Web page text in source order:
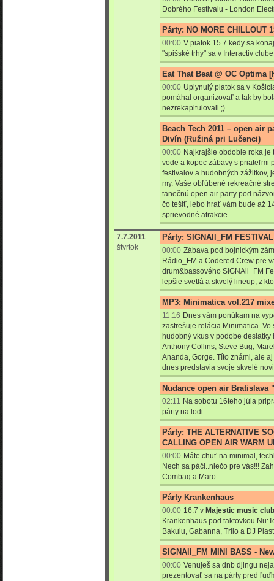
Dobrého Festivalu - London
Párty: NO MORE CHILLOUT
00:00 V piatok 15.7 kedy sa
"spišské trhy" sa v Interactiv
Eat That Beat @ OC Optima
00:00 Uplynulý piatok sa v
pomáhal organizovať a tak by
nezrekapitulovali ;)
Beach Tech 2011 – open air
Divín (Ružiná pri Lučenci)
00:00 Najkrajšie obdobie roka je
vode a kopec zábavy s priateľmi
festivalov a hudobných zážitkov,
my. Vaše obľúbené rekreačné
tanečnú open air party pod
čo tešiť, lebo hrať vám bude až
sprievodné atrakcie.
7.7.2011
štvrtok
Párty: SIGNAll_FM FESTIVAL
00:00 Zábava pod bojnickým
Rádio_FM a Codered Crew pre
drum&bassového SIGNAll_FM
lepšie svetlá a skvelý lineup, z
MP3: Minimatica vol.217
11:16 Dnes vám ponúkam na
zastrešuje relácia Minimatica.
hudobný vkus v podobe
Anthony Collins, Steve Bug,
Ananda, Gorge. Títo známi, ale
dnes predstavia svoje skvelé
Nudance open air
02:11 Na sobotu 16teho júla
párty na lodi ...
Párty: THE ALTERNATIVE
CALLING OPEN AIR WARM
00:00 Máte chuť na minimal,
Nech sa páči..niečo pre vás!!!
Combaq a Maro.
Párty Krankenhaus
00:00 16.7 v Majestic music club
Krankenhaus pod taktovkou
Bakulu, Gabanna, Trilo a DJ
SIGNAll_FM MINI BASS -
00:00 Venuješ sa dnb djingu
prezentovať sa na párty pred